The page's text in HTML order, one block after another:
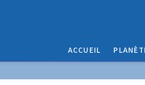
ACCUEIL